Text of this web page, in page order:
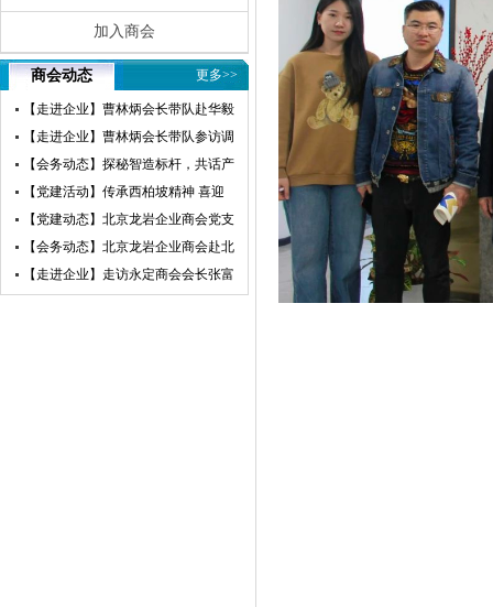
加入商会
商会动态 更多>>
【走进企业】曹林炳会长带队赴华毅
瀛飞开展参访交流活动
【走进企业】曹林炳会长带队参访调
研赛微电子
【会务动态】探秘智造标杆，共话产
业未来——北京龙岩企业商会走进小
米汽车超级工厂参访交流
【党建活动】传承西柏坡精神 喜迎
建党105周年——北京龙岩企业商会
党支部赴西柏坡开展红色教育主题党
日活动
【党建动态】北京龙岩企业商会党支
部荣获“先进基层党组织”荣誉称号
【会务动态】北京龙岩企业商会赴北
京莆田企业商会开展交流互鉴活动
【走进企业】走访永定商会会长张富